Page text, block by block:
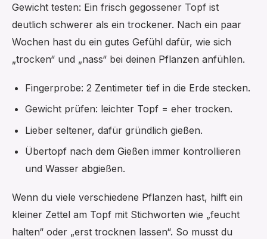
Gewicht testen: Ein frisch gegossener Topf ist
deutlich schwerer als ein trockener. Nach ein paar
Wochen hast du ein gutes Gefühl dafür, wie sich
„trocken“ und „nass“ bei deinen Pflanzen anfühlen.
Fingerprobe: 2 Zentimeter tief in die Erde stecken.
Gewicht prüfen: leichter Topf = eher trocken.
Lieber seltener, dafür gründlich gießen.
Übertopf nach dem Gießen immer kontrollieren
und Wasser abgießen.
Wenn du viele verschiedene Pflanzen hast, hilft ein
kleiner Zettel am Topf mit Stichworten wie „feucht
halten“ oder „erst trocknen lassen“. So musst du